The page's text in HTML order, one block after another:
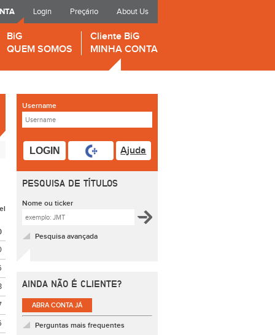
Login Preçário About Us
BiG
QUEM SOMOS
Cliente BiG
MINHA CONTA
Username
LOGIN Ajuda
PESQUISA DE TÍTULOS
Nome ou ticker
Pesquisa avançada
AINDA NÃO É CLIENTE?
ABRA CONTA JÁ
Perguntas mais frequentes